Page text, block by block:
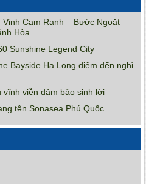
Cam Ranh – Bước Ngoặt
Hòa
Sunshine Legend City
Bayside Hạ Long điểm đến nghỉ
vĩnh viễn đảm bảo sinh lời
tên Sonasea Phú Quốc